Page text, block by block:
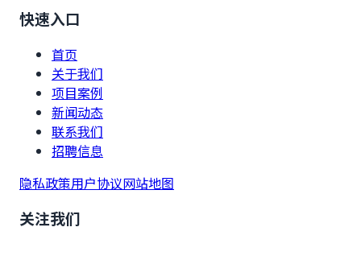
快速入口
首页
关于我们
项目案例
新闻动态
联系我们
招聘信息
隐私政策用户协议网站地图
关注我们